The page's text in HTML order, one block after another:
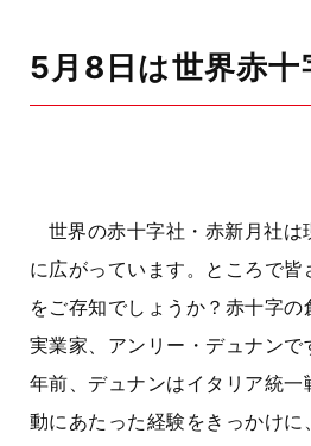
5月8日は世界赤十
世界の赤十字社・赤新月社
に広がっています。ところで
をご存知でしょうか？赤十字
実業家、アンリー・デュナン
年前、デュナンはイタリア統
動にあたった経験をきっかけ